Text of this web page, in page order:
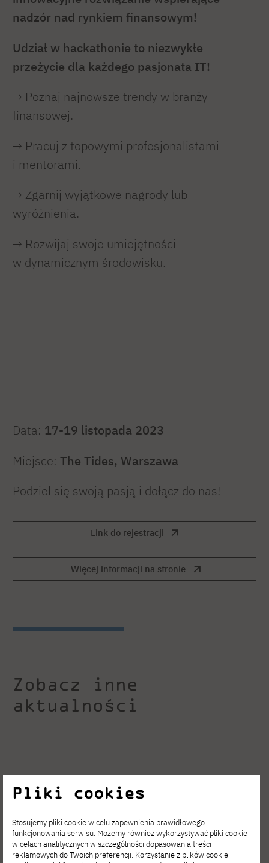
nadzór nad rynkiem finansowym!
Udział w hackathonie to niezwykłe
przeżycie dla każdego pasjonata IT!
→ Poznaj najnowsze trendy w branży
finansowej.
→ Pracuj z topowymi profesjonalistami
i mentorami.
→ Zgarnij wyjątkowe nagrody lub
wyróżnienia.
→ Rozwijaj swoje umiejętności
w dynamicznym środowisku.
Data: 17-19 listopada 2023
Miejsce: The Tides, Warszawa
Podziel się swoją pasją i dołącz do nas!
Link do rejestracji
Więcej informacji na stronie
Zobacz inne
aktualności
Pliki cookies
Stosujemy pliki cookie w celu zapewnienia prawidłowego
funkcjonowania serwisu. Możemy również wykorzystywać pliki cookie
w celach analitycznych w szczególności dopasowania treści
reklamowych do Twoich preferencji. Korzystanie z plików cookie